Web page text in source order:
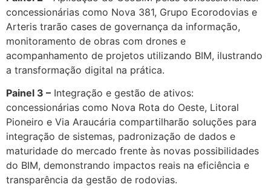
concessionárias como Nova 381, Grupo Ecorodovias e
Arteris trarão cases de governança da informação,
monitoramento de obras com drones e
acompanhamento de projetos utilizando BIM, ilustrando
a transformação digital na prática.
Painel 3 – Integração e gestão de ativos:
concessionárias como Nova Rota do Oeste, Litoral
Pioneiro e Via Araucária compartilharão soluções para
integração de sistemas, padronização de dados e
maturidade do mercado frente às novas possibilidades
do BIM, demonstrando impactos reais na eficiência e
transparência da gestão de rodovias.